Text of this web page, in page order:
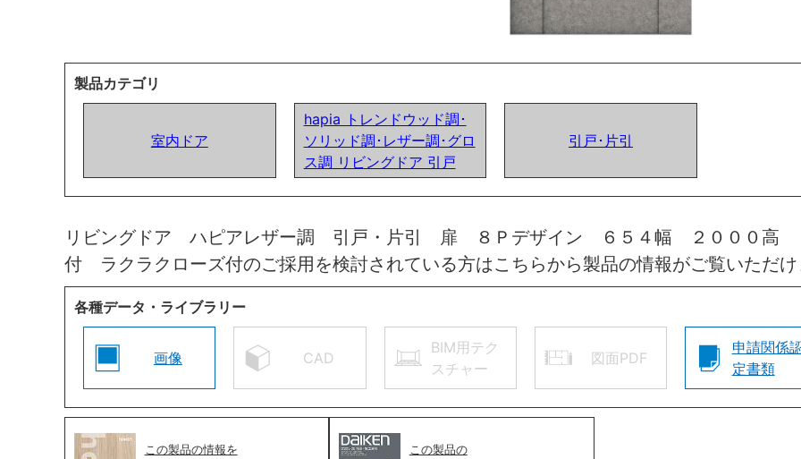
製品カテゴリ
室内ドア
hapia トレンドウッド調･
ソリッド調･レザー調･グロ
ス調 リビングドア 引戸
引戸･片引
リビングドア ハピアレザー調 引戸・片引 扉 ８Ｐデザイン ６５４幅 ２０００高
付 ラクラクローズ付のご採用を検討されている方はこちらから製品の情報がご覧いただ
各種データ・ライブラリー
画像 CAD
BIM用テク
スチャー
図面PDF
申請関係
定書類
この製品の情報を この製品の